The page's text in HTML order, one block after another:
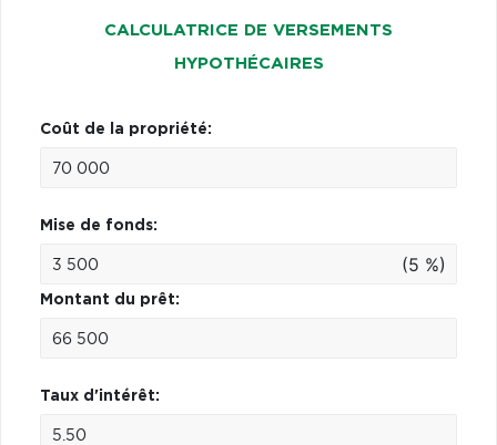
CALCULATRICE DE VERSEMENTS
HYPOTHÉCAIRES
Coût de la propriété:
Mise de fonds:
(5 %)
Montant du prêt:
Taux d'intérêt: